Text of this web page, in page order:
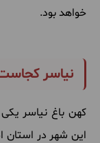
خواهد بود.
نیاسر
این شهر در استان